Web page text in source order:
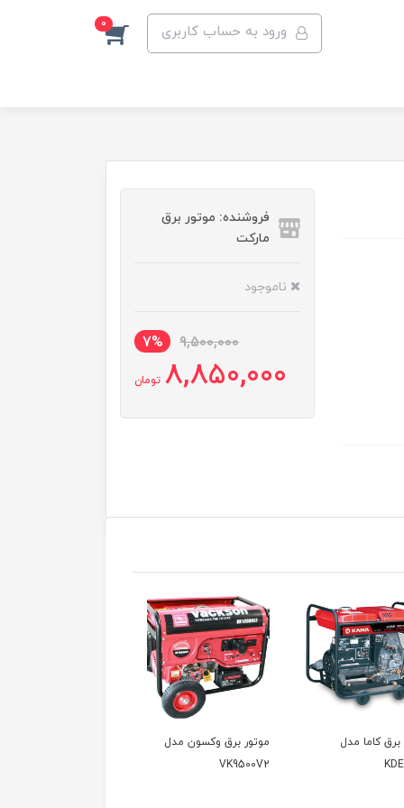
ورود به حساب کاربری 0
فروشنده: موتور برق
مارکت
ناموجود
9,500,000
7%
8,850,000 تومان
برق وکسون مدل
موتور برق وکسون مدل
VK9500V